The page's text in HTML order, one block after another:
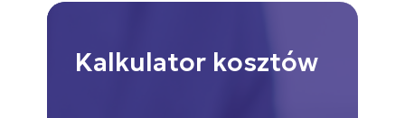
Kalkulator kosztów